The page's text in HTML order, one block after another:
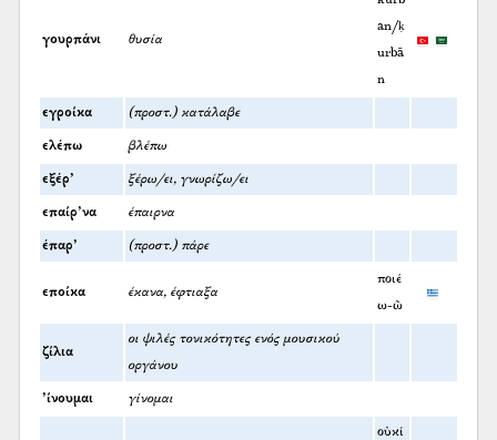
γουρπάνι θυσία
an/ḳ
urbā
n
εγροίκα (προστ.) κατάλαβε
ελέπω βλέπω
εξέρ’ ξέρω/ει, γνωρίζω/ει
επαίρ’να έπαιρνα
έπαρ’ (προστ.) πάρε
εποίκα έκανα, έφτιαξα
ποιέ
ω-ῶ
ζίλια
οι ψιλές τονικότητες ενός μουσικού
οργάνου
’ίνουμαι γίνομαι
οὐκί